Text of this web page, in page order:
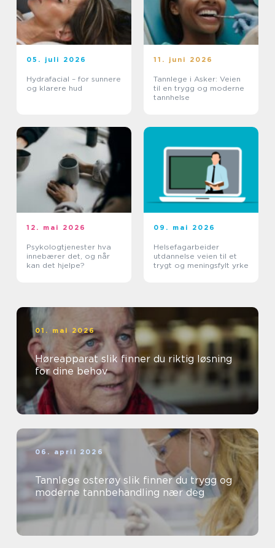
05. juli 2026
Hydrafacial – for sunnere
og klarere hud
11. juni 2026
Tannlege i Asker: Veien
til en trygg og moderne
tannhelse
12. mai 2026
Psykologtjenester hva
innebærer det, og når
kan det hjelpe?
09. mai 2026
Helsefagarbeider
utdannelse veien til et
trygt og meningsfylt yrke
01. mai 2026
Høreapparat slik finner du riktig løsning
for dine behov
06. april 2026
Tannlege osterøy slik finner du trygg og
moderne tannbehandling nær deg